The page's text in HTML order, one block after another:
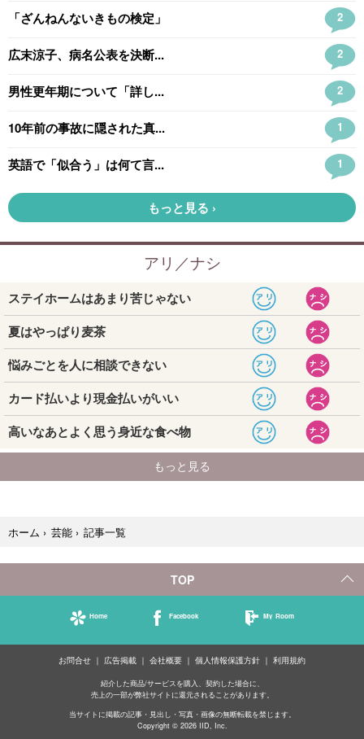
ホーム › 芸能 › 記事一覧
TOP
Home Facebook My Room
お問合せ 広告掲載 会社概要 個人情報保護方針 利用規約
紹介した商品/サービスを購入、契約した場合に、
売上の一部が弊社サイトに還元されることがあります。
当サイトに掲載の記事・見出し・写真・画像の無断転載を禁じます。
Copyright © 2026 IID, Inc.